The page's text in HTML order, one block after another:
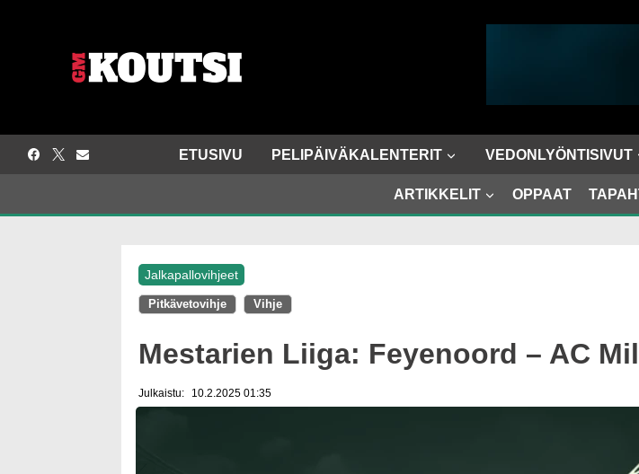
ETUSIVU PELIPÄIVÄKALENTERIT VEDONLYÖNTISIVUT
ARTIKKELIT OPPAAT
Jalkapallovihjeet
Pitkävetovihje Vihje
Mestarien Liiga: Feyenoord – AC
Julkaistu: 10.2.2025 01:35